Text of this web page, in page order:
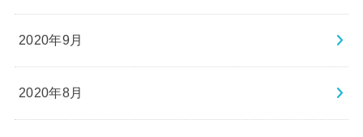
2020年9月
2020年8月